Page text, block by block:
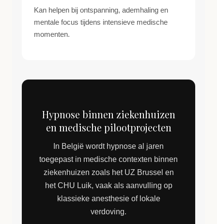
Kan helpen bij ontspanning, ademhaling en
mentale focus tijdens intensieve medische
momenten.
Hypnose binnen ziekenhuizen
en medische pilootprojecten
In België wordt hypnose al jaren
toegepast in medische contexten binnen
ziekenhuizen zoals het UZ Brussel en
het CHU Luik, vaak als aanvulling op
klassieke anesthesie of lokale
verdoving.